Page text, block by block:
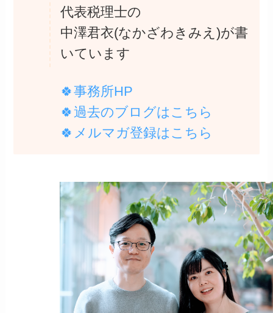
代表税理士の
中澤君衣(なかざわきみえ)が書
いています
🍀事務所HP
🍀過去のブログは こちら
🍀メルマガ登録は こちら